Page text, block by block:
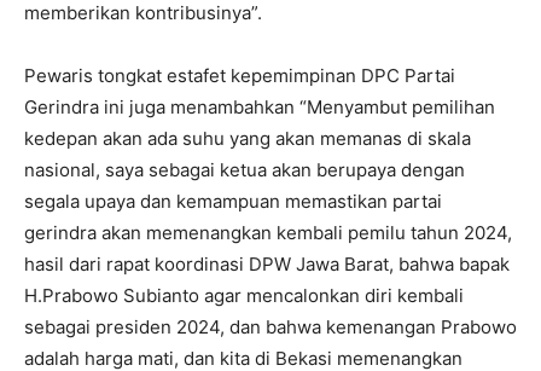
memberikan kontribusinya”.
Pewaris tongkat estafet kepemimpinan DPC Partai
Gerindra ini juga menambahkan “Menyambut pemilihan
kedepan akan ada suhu yang akan memanas di skala
nasional, saya sebagai ketua akan berupaya dengan
segala upaya dan kemampuan memastikan partai
gerindra akan memenangkan kembali pemilu tahun 2024,
hasil dari rapat koordinasi DPW Jawa Barat, bahwa bapak
H.Prabowo Subianto agar mencalonkan diri kembali
sebagai presiden 2024, dan bahwa kemenangan Prabowo
adalah harga mati, dan kita di Bekasi memenangkan